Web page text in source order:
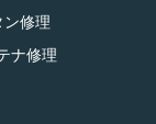
ン修理
ナ修理